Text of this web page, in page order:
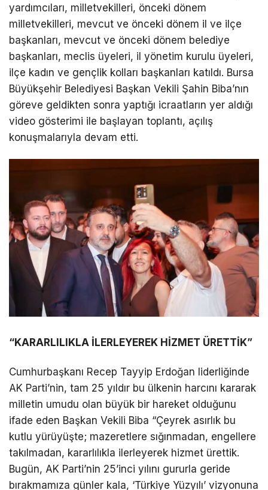
yardımcıları, milletvekilleri, önceki dönem
milletvekilleri, mevcut ve önceki dönem il ve ilçe
başkanları, mevcut ve önceki dönem belediye
başkanları, meclis üyeleri, il yönetim kurulu üyeleri,
ilçe kadın ve gençlik kolları başkanları katıldı. Bursa
Büyükşehir Belediyesi Başkan Vekili Şahin Biba’nın
göreve geldikten sonra yaptığı icraatların yer aldığı
video gösterimi ile başlayan toplantı, açılış
konuşmalarıyla devam etti.
“KARARLILIKLA İLERLEYEREK HİZMET ÜRETTİK”
Cumhurbaşkanı Recep Tayyip Erdoğan liderliğinde
AK Parti’nin, tam 25 yıldır bu ülkenin harcını kararak
milletin umudu olan büyük bir hareket olduğunu
ifade eden Başkan Vekili Biba “Çeyrek asırlık bu
kutlu yürüyüşte; mazeretlere sığınmadan, engellere
takılmadan, kararlılıkla ilerleyerek hizmet ürettik.
Bugün, AK Parti’nin 25’inci yılını gururla geride
bırakmamıza günler kala, ‘Türkiye Yüzyılı’ vizyonuna